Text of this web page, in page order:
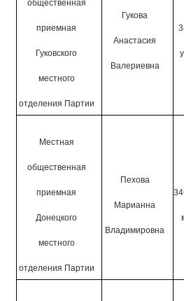
общественная
приемная
Гуковского
местного
отделения Партии
Гукова
Анастасия
Валериевна
Местная
общественная
приемная
Донецкого
местного
отделения Партии
Пехова
Марианна
Владимировна